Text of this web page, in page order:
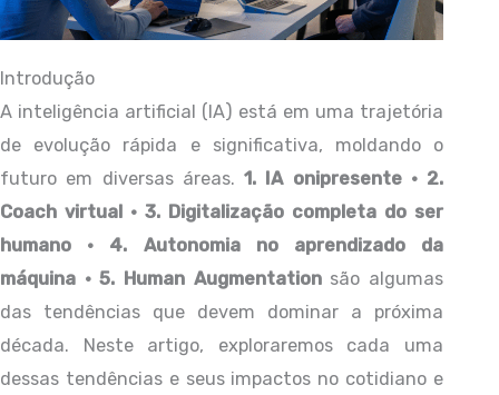
Introdução
A inteligência artificial (IA) está em uma trajetória
de evolução rápida e significativa, moldando o
futuro em diversas áreas. 1. IA onipresente · 2.
Coach virtual · 3. Digitalização completa do ser
humano · 4. Autonomia no aprendizado da
máquina · 5. Human Augmentationsão algumas
das tendências que devem dominar a próxima
década. Neste artigo, exploraremos cada uma
dessas tendências e seus impactos no cotidiano e